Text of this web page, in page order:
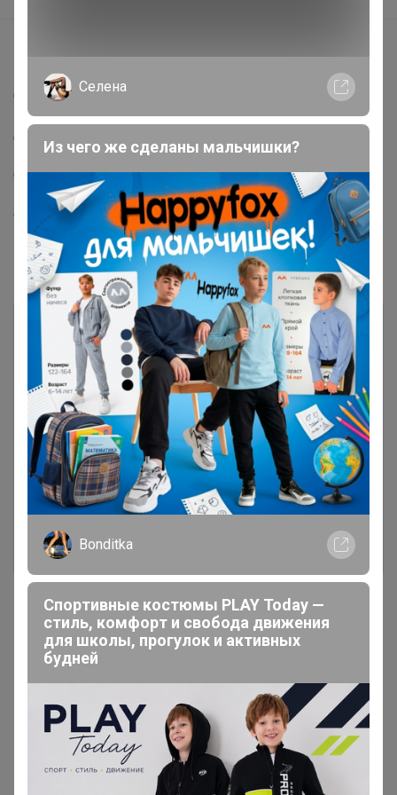
Описание
Джемпер из трикотажного полотна с добавлением
мягкой люрексной нити. НЕ КОЛЕТСЯ
Длина джемпера 60 см Длина рукава от основания
шеи 76 см
Состав ПА 46%, вискоза 46%, 8% спандекс
Артикул 2058
Комментарии
Чтобы написать комментарий необходимо
авторизоваться на сайте!
Это займет меньше минуты
Войти
Реклама
Как здесь все устроено?
Селена
Из чего же сделаны мальчишки?
Bonditka
Спортивные костюмы PLAY Today —
стиль, комфорт и свобода движения
для школы, прогулок и активных
будней